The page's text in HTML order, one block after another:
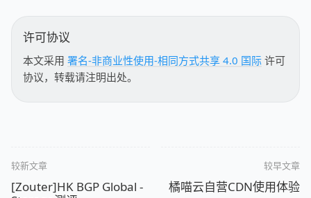
许可协议
本文采用 署名-非商业性使用-相同方式共享 4.0 国际 许可
协议，转载请注明出处。
较新文章
[Zouter]HK BGP Global -
较早文章
橘喵云自营CDN使用体验